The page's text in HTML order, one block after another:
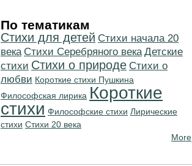
По тематикам
Стихи для детей Cтихи начала 20
века Cтихи Серебряного века Детские
стихи Стихи о природе Стихи о
любви Короткие стихи Пушкина
Философская лирика Короткие
стихи Философские стихи Лирические
стихи Стихи 20 века
More